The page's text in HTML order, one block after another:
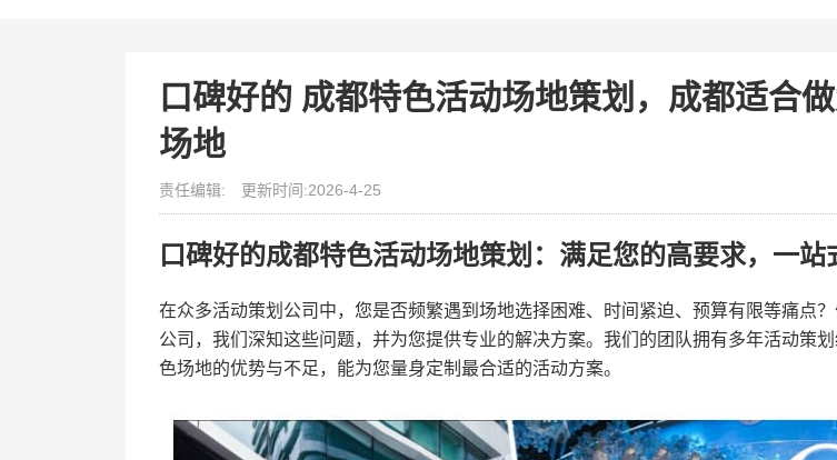
口碑好的 成都特色活动场地策划，成都适合
场地
责任编辑: 更新时间:2026-4-25
口碑好的成都特色活动场地策划：满足您的高要求，一站
在众多活动策划公司中，您是否频繁遇到场地选择困难、时间紧迫、预算有限等痛点
公司，我们深知这些问题，并为您提供专业的解决方案。我们的团队拥有多年活动策
色场地的优势与不足，能为您量身定制最合适的活动方案。